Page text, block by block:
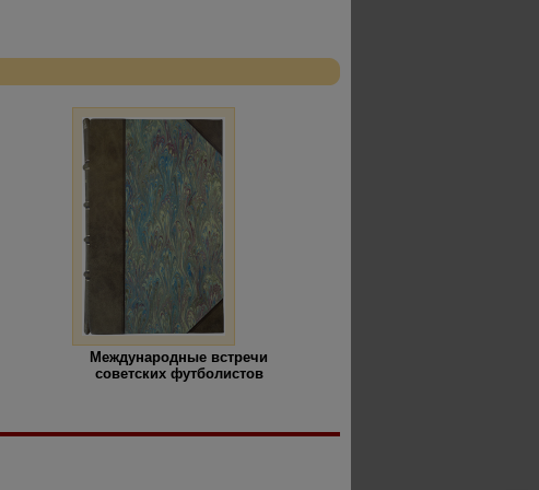
Международные встречи
советских футболистов